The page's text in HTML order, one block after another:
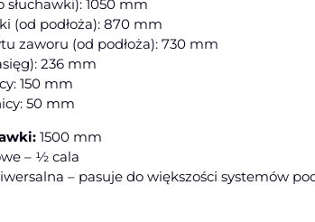
1050 mm
(od podłoża): 870 mm
zaworu (od podłoża): 730 mm
236 mm
150 mm
50 mm
1500 mm
– ½ cala
– pasuje do większości systemów